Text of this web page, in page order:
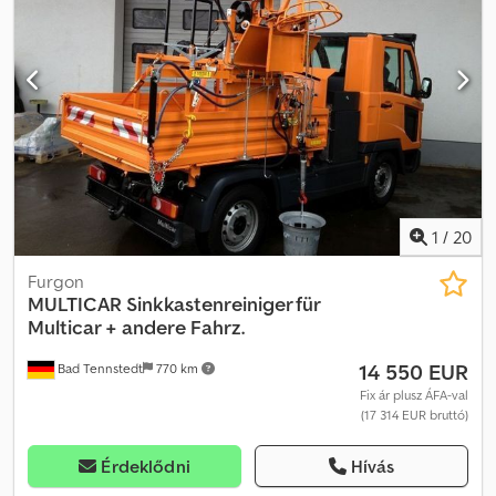
megrendelés és értékesítési egyeztetés alapja az Általános
Szerződési Feltételeink (lásd impresszum). Djdpoxgy Ncjfx An Ieck
1 / 20
Bad Tennstedt 770 km
Furgon
MULTICAR Sinkkastenreiniger für
Multicar + andere Fahrz.
14 550 EUR
Fix ár plusz ÁFA-val
(17 314 EUR bruttó)
Érdeklődni Hívás